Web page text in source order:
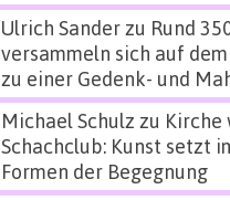
Ulrich Sanderzu Rund
versammeln sich auf
zu einer Gedenk- und
Michael Schulz zu Kirche
Schachclub: Kunst setzt
Formen der Begegnung